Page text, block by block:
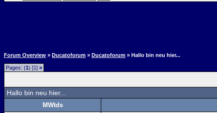
Forum Overview » Ducatoforum » Ducatoforum » Hallo bin neu hier...
Pages: (1) [1] »
Hallo bin neu hier...
MWtds